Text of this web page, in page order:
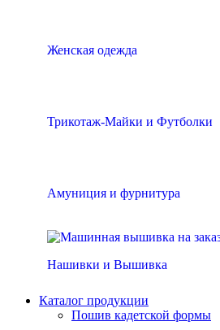
Женская одежда
Трикотаж-Майки и Футболки
Амуниция и фурнитура
Нашивки и Вышивка
Каталог продукции
Пошив кадетской формы